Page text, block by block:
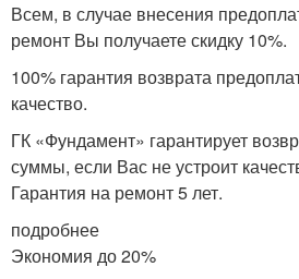
Всем, в случае внесения
ремонт Вы получаете скидку 10%.
100% гарантия возврата
качество.
ГК «Фундамент» гарантирует
суммы, если Вас не устроит
Гарантия на ремонт 5 лет.
подробнее
Экономия до 20%